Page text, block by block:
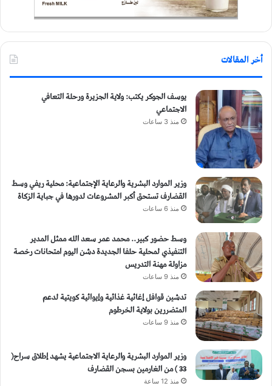
أخر المقالات
يوسف الجوكر يكتب: ولاية الجزيرة ورحلة التعافي
الاجتماعي
منذ 3 ساعات
وزير الموارد البشرية والرعاية الإجتماعية: محلية ريفي وسط
القضارف تستحق أكبر المشروعات لدورها في جباية الزكاة
منذ 6 ساعات
وسط حضور كبير.. محمد عمر سعد الله ممثل المدير
التنفيذي لمحلية حلفا الجديدة دشن اليوم امتحانات رخصة
مزاولة مهنة التدريس
منذ 9 ساعات
تدشين قوافل إغاثية غذائية وإيوائية كويتية لدعم
المتضررين بولاية الخرطوم
منذ 9 ساعات
وزير الموارد البشرية والرعاية الاجتماعية يشهد إطلاق سراح(
33 ) من الغارمين بسجن القضارف
منذ 12 ساعة